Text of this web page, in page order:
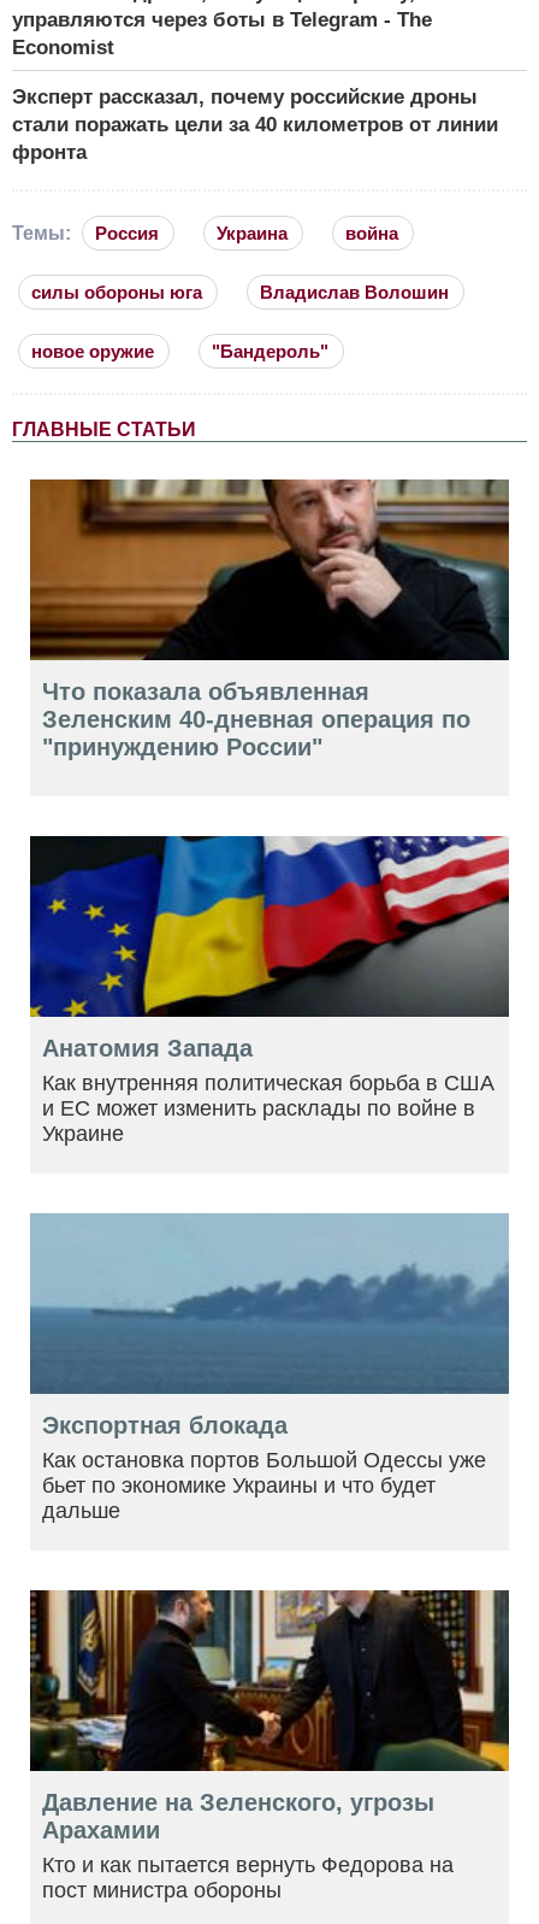
управляются через боты в Telegram - The
Economist
Эксперт рассказал, почему российские дроны
стали поражать цели за 40 километров от линии
фронта
Темы: Россия Украина война
силы обороны юга Владислав Волошин
новое оружие "Бандероль"
ГЛАВНЫЕ СТАТЬИ
Что показала объявленная
Зеленским 40-дневная операция по
"принуждению России"
Анатомия Запада
Как внутренняя политическая борьба в США
и ЕС может изменить расклады по войне в
Украине
Экспортная блокада
Как остановка портов Большой Одессы уже
бьет по экономике Украины и что будет
дальше
Давление на Зеленского, угрозы
Арахамии
Кто и как пытается вернуть Федорова на
пост министра обороны